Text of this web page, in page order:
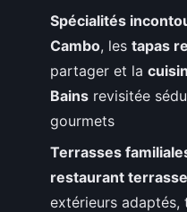
Spécialités
Cambo, les tapas
partager et la
Bains revisitée
gourmets
Terrasses
restaurant
extérieurs adaptés,